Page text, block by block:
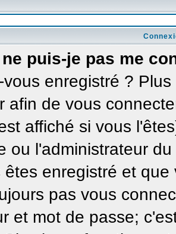
puis-je pas me
enregistré ?
afin de vous
affiché si vous
ou l'administrateur
êtes enregistré et
pas vous
et mot de passe;